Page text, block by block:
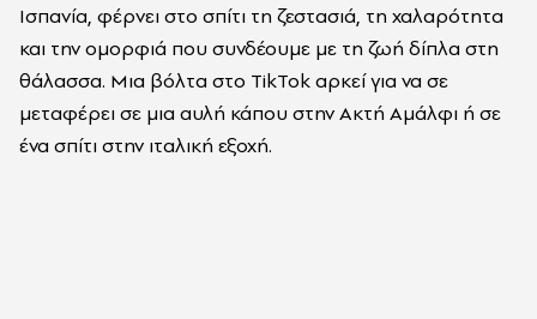
Ισπανία, φέρνει στο σπίτι τη ζεστασιά, τη χαλαρότητα
και την ομορφιά που συνδέουμε με τη ζωή δίπλα στη
θάλασσα. Μια βόλτα στο TikTok αρκεί για να σε
μεταφέρει σε μια αυλή κάπου στην Ακτή Αμάλφι ή σε
ένα σπίτι στην ιταλική εξοχή.